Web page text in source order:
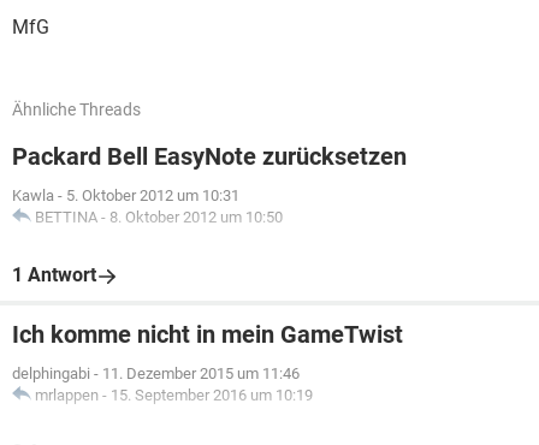
MfG
Ähnliche Threads
Packard Bell EasyNote zurücksetzen
Kawla - 5. Oktober 2012 um 10:31
BETTINA - 8. Oktober 2012 um 10:50
1 Antwort
Ich komme nicht in mein GameTwist
delphingabi - 11. Dezember 2015 um 11:46
mrlappen - 15. September 2016 um 10:19